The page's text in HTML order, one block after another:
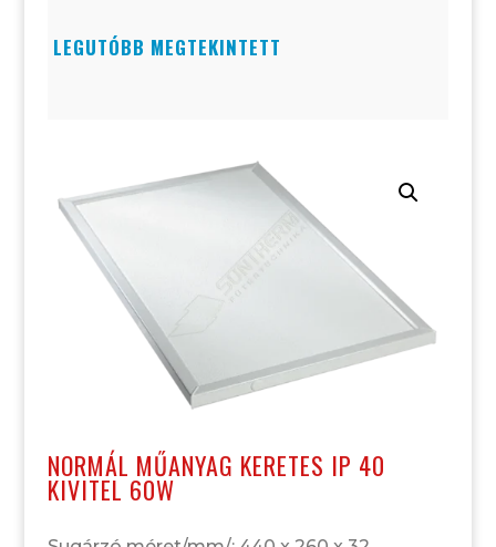
LEGUTÓBB MEGTEKINTETT
NORMÁL MŰANYAG KERETES IP 40
KIVITEL 60W